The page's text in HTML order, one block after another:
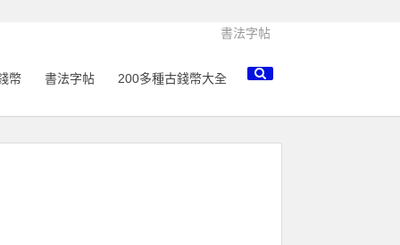
書法字帖
幣 書法字帖 200多種古錢幣大全